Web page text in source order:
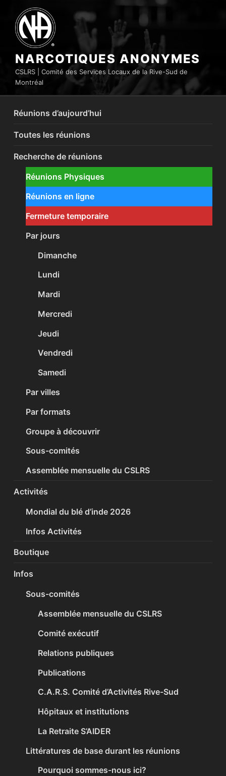
contenu
principal
NARCOTIQUES ANONYMES
CSLRS | Comité des Services Locaux de la Rive-Sud de
Montréal
Réunions d’aujourd’hui
Toutes les réunions
Recherche de réunions
Réunions Physiques
Réunions en ligne
Fermeture temporaire
Par jours
Dimanche
Lundi
Mardi
Mercredi
Jeudi
Vendredi
Samedi
Par villes
Par formats
Groupe à découvrir
Sous-comités
Assemblée mensuelle du CSLRS
Activités
Mondial du blé d’inde 2026
Infos Activités
Boutique
Infos
Sous-comités
Assemblée mensuelle du CSLRS
Comité exécutif
Relations publiques
Publications
C.A.R.S. Comité d’Activités Rive-Sud
Hôpitaux et institutions
La Retraite S’AIDER
Littératures de base durant les réunions
Pourquoi sommes-nous ici?